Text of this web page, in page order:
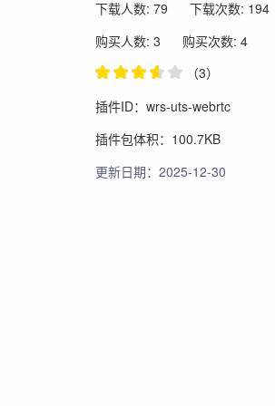
下载人数: 79 下载次数: 194
购买人数: 3
购买次数: 4
（3）
插件ID：wrs-uts-webrtc
插件包体积：100.7KB
更新日期：2025-12-30